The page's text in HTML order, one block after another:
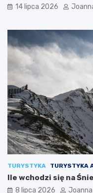
14 lipca 2026
TURYSTYKA TURYSTYKA
Ile wchodzi się na
8 lipca 2026